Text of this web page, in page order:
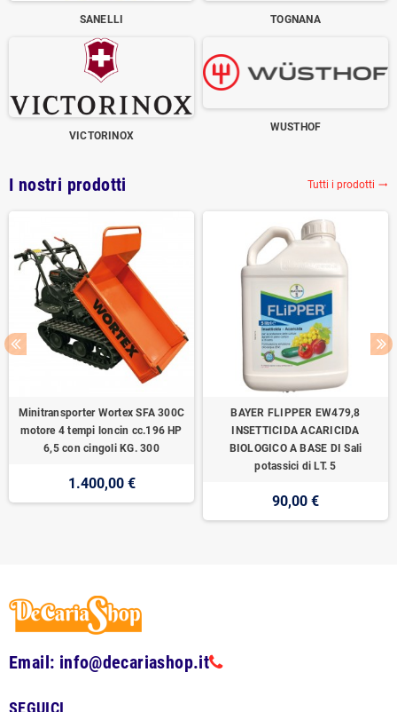
SANELLI TOGNANA
VICTORINOX
WUSTHOF
I nostri prodotti Tutti i prodotti trending_flat
Minitransporter Wortex SFA 300C
motore 4 tempi loncin cc.196 HP
6,5 con cingoli KG. 300
1.400,00 €
BAYER FLIPPER EW479,8
INSETTICIDA ACARICIDA
BIOLOGICO A BASE DI Sali
potassici di LT. 5
90,00 €
Email: info@decariashop.it
SEGUICI